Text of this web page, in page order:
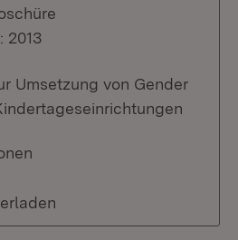
2013
Umsetzung von Gender